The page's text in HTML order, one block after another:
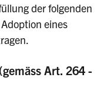
der folgenden
eines
Art. 264 -